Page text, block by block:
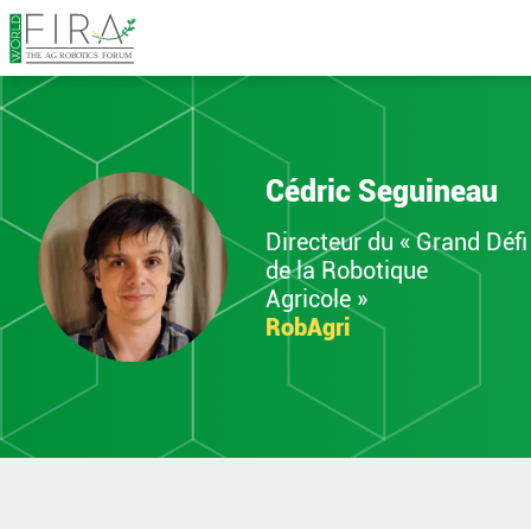
Cédric Seguineau
Directeur du « Grand Défi
de la Robotique
Agricole »
RobAgri